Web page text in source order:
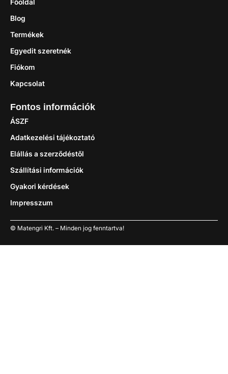
Főoldal
Blog
Termékek
Egyedit szeretnék
Fiókom
Kapcsolat
Fontos információk
ÁSZF
Adatkezelési tájékoztató
Elállás a szerződéstől
Szállítási információk
Gyakori kérdések
Impresszum
© Matengri Kft. – Minden jog fenntartva!